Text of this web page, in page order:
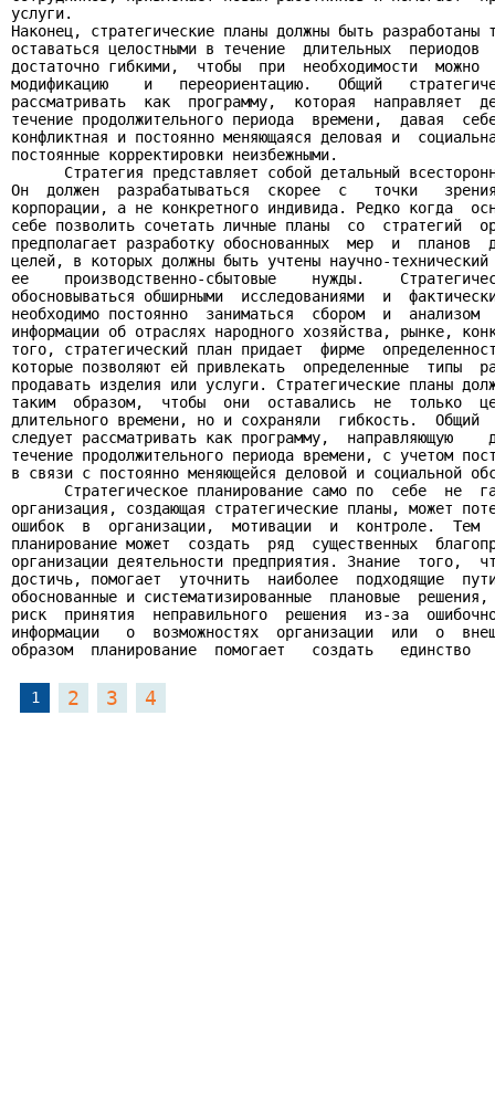
услуги.
Наконец, стратегические планы должны быть
оставаться целостными в течение  длительных
достаточно гибкими,  чтобы  при  необходимости  можно
модификацию    и   переориентацию.   Общий
рассматривать  как  программу,  которая  направляет
течение продолжительного периода  времени,  давая
конфликтная и постоянно меняющаяся деловая и
постоянные корректировки неизбежными.
Стратегия представляет собой детальный
Он  должен  разрабатываться  скорее  с   точки
корпорации, а не конкретного индивида. Редко когда
себе позволить сочетать личные планы  со  стратегий
предполагает разработку обоснованных  мер  и  планов
целей, в которых должны быть учтены научно-
ее    производственно-сбытовые    нужды.
обосновываться обширными  исследованиями  и
необходимо постоянно  заниматься  сбором  и  анализом
информации об отраслях народного хозяйства, рынке,
того, стратегический план придает  фирме
которые позволяют ей привлекать  определенные  типы
продавать изделия или услуги. Стратегические планы
таким  образом,  чтобы  они  оставались  не  только
длительного времени, но и сохраняли  гибкость.  Общий
следует рассматривать как программу,  направляющую
течение продолжительного периода времени, с учетом
в связи с постоянно меняющейся деловой и социальной
Стратегическое планирование само по  себе  не
организация, создающая стратегические планы, может
ошибок  в  организации,  мотивации  и  контроле.  Тем
планирование может  создать  ряд  существенных
организации деятельности предприятия. Знание  того,
достичь, помогает  уточнить  наиболее  подходящие
обоснованные и систематизированные  плановые
риск  принятия  неправильного  решения  из-за
информации   о  возможностях  организации  или  о
образом  планирование  помогает   создать
1 2 3 4